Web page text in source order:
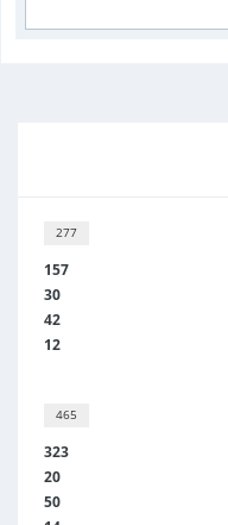
277
157
30
42
12
465
323
20
50